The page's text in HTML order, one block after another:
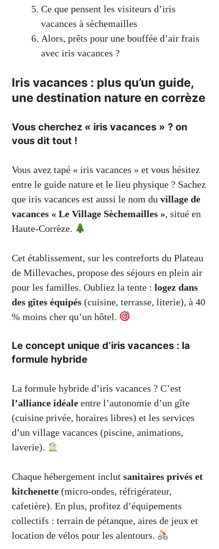
Ce que pensent les visiteurs d’iris
vacances à sèchemailles
Alors, prêts pour une bouffée d’air frais
avec iris vacances ?
Iris vacances : plus qu’un guide,
une destination nature en corrèze
Vous cherchez « iris vacances » ? on
vous dit tout !
Vous avez tapé « iris vacances » et vous hésitez
entre le guide nature et le lieu physique ? Sachez
que iris vacances est aussi le nom du village de
vacances « Le Village Sèchemailles », situé en
Haute-Corrèze.
Cet établissement, sur les contreforts du Plateau
de Millevaches, propose des séjours en plein air
pour les familles. Oubliez la tente : logez dans
des gîtes équipés (cuisine, terrasse, literie), à 40
% moins cher qu’un hôtel.
Le concept unique d’iris vacances : la
formule hybride
La formule hybride d’iris vacances ? C’est
l’alliance idéale entre l’autonomie d’un gîte
(cuisine privée, horaires libres) et les services
d’un village vacances (piscine, animations,
laverie).
Chaque hébergement inclut sanitaires privés et
kitchenette (micro-ondes, réfrigérateur,
cafetière). En plus, profitez d’équipements
collectifs : terrain de pétanque, aires de jeux et
location de vélos pour les alentours.